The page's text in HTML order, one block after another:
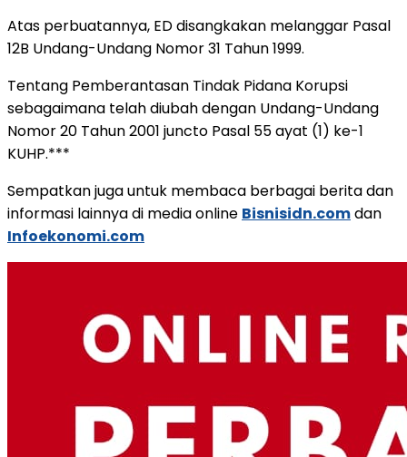
Atas perbuatannya, ED disangkakan melanggar Pasal
12B Undang-Undang Nomor 31 Tahun 1999.
Tentang Pemberantasan Tindak Pidana Korupsi
sebagaimana telah diubah dengan Undang-Undang
Nomor 20 Tahun 2001 juncto Pasal 55 ayat (1) ke-1
KUHP.***
Sempatkan juga untuk membaca berbagai berita dan
informasi lainnya di media online Bisnisidn.comdan
Infoekonomi.com